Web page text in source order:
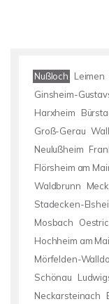
Nußloch Leimen
Ginsheim-
Harxheim
Groß-Gerau
Neulußheim
Flörsheim am
Waldbrunn
Stadecken-
Mosbach
Hochheim am
Mörfelden-
Schönau
Neckarsteinach